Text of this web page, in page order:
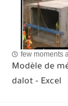
few moments
Modèle de
dalot - Excel